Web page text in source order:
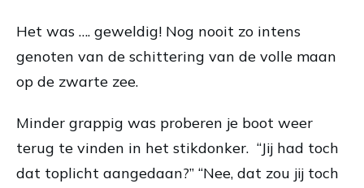
Het was …. geweldig! Nog nooit zo intens
genoten van de schittering van de volle maan
op de zwarte zee.
Minder grappig was proberen je boot weer
terug te vinden in het stikdonker. “Jij had toch
dat toplicht aangedaan?” “Nee, dat zou jij toch